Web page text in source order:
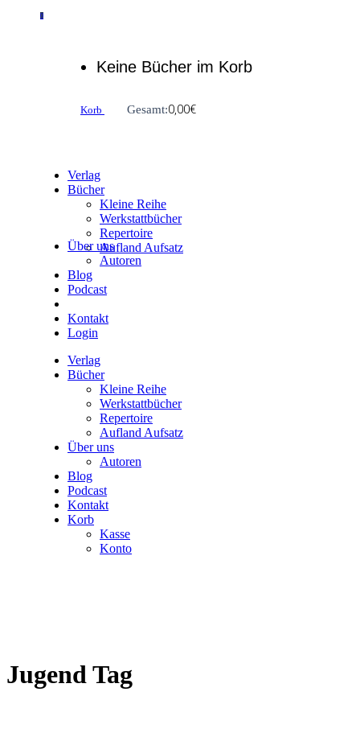
0
Keine Bücher im Korb
Korb Gesamt:0,00€
Verlag
Bücher
Kleine Reihe
Werkstattbücher
Repertoire
Aufland Aufsatz
Über uns
Autoren
Blog
Podcast
Kontakt
Login
Verlag
Bücher
Kleine Reihe
Werkstattbücher
Repertoire
Aufland Aufsatz
Über uns
Autoren
Blog
Podcast
Kontakt
Korb
Kasse
Konto
Jugend Tag